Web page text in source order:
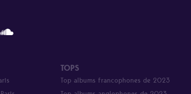
TOPS
Top albums francophones de 2023